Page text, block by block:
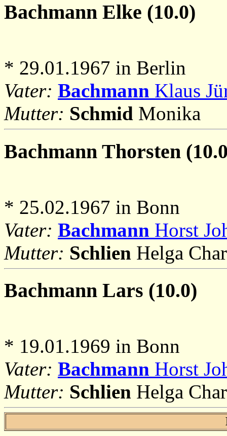
Bachmann Elke (10.0)
* 29.01.1967 in Berlin
Vater: Bachmann Klaus
Mutter: Schmid Monika
Bachmann Thorsten
* 25.02.1967 in Bonn
Vater: Bachmann Horst
Mutter: Schlien Helga
Bachmann Lars (10.0)
* 19.01.1969 in Bonn
Vater: Bachmann Horst
Mutter: Schlien Helga